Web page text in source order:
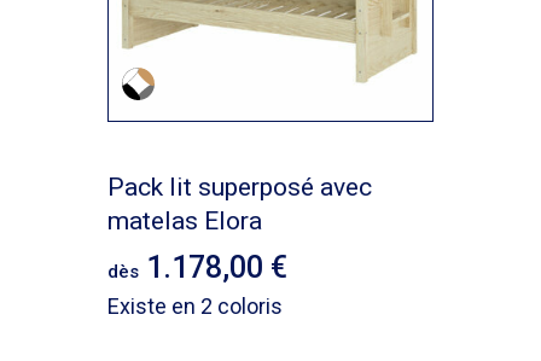
Pack lit superposé avec
matelas Elora
dès 1.178,00
Existe en 2 coloris